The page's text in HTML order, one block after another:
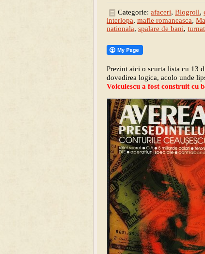
Categorie: afaceri, Blogroll,
interlopa, mafie romaneasca,
nationala, spalare de bani,
Prezint aici o scurta lista cu 13
dovedirea logica, acolo unde
Voiculescu a fost construit cu